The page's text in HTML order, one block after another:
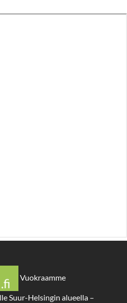
Vuokraamme
Suur-Helsingin alueella –